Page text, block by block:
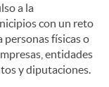
a la
con un reto
personas físicas o
entidades
y diputaciones.